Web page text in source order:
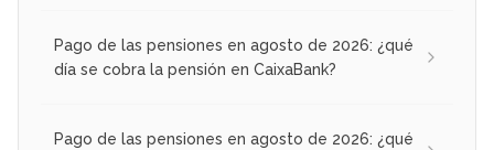
Pago de las pensiones en agosto de 2026: ¿qué
día se cobra la pensión en CaixaBank?
Pago de las pensiones en agosto de 2026: ¿qué